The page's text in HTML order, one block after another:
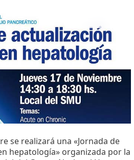
se realizará una «Jornada de
hepatología» organizada por la